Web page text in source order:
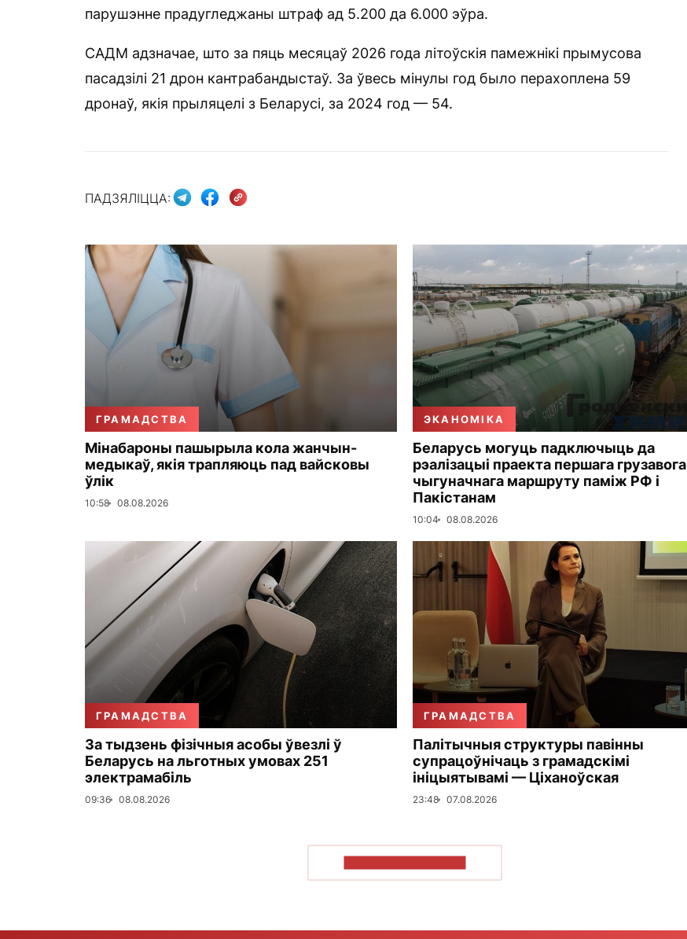
парушэнне прадугледжаны штраф ад 5.200 да 6.000 эўра.
САДМ адзначае, што за пяць месяцаў 2026 года літоўскія памежнікі прымусова
пасадзілі 21 дрон кантрабандыстаў. За ўвесь мінулы год было перахоплена 59
дронаў, якія прыляцелі з Беларусі, за 2024 год — 54.
ПАДЗЯЛІЦЦА:
ГРАМАДСТВА
Мінабароны пашырыла кола жанчын-
медыкаў, якія трапляюць пад вайсковы
ўлік
10:58 08.08.2026
ЭКАНОМІКА
Беларусь могуць падключыць да
рэалізацыі праекта першага грузавога
чыгуначнага маршруту паміж РФ і
Пакістанам
10:04 08.08.2026
ГРАМАДСТВА
За тыдзень фізічныя асобы ўвезлі ў
Беларусь на льготных умовах 251
электрамабіль
09:36 08.08.2026
ГРАМАДСТВА
Палітычныя структуры павінны
супрацоўнічаць з грамадскімі
ініцыятывамі — Ціханоўская
23:48 07.08.2026